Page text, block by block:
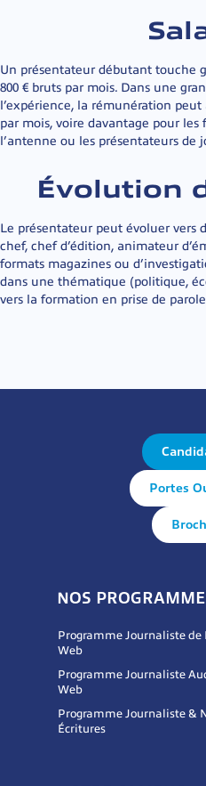
Un présentateur débutant touche
800 € bruts par mois. Dans une
l’expérience, la rémunération peut
par mois, voire davantage pour
l’antenne ou les présentateurs
Évolution
Le présentateur peut évoluer vers
chef, chef d’édition, animateur
formats magazines ou
dans une thématique (politique,
vers la formation en prise de
Portes
NOS
Programme Journaliste de
Web
Programme Journaliste
Web
Programme Journaliste &
Écritures